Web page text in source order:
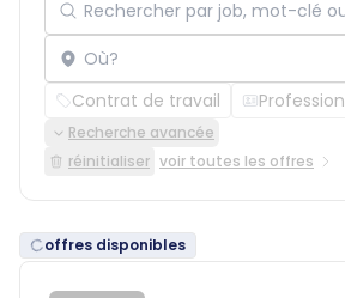
Localisation
Contrat de travail Profession
Recherche avancée
réinitialiser voir toutes les offres
offres disponibles